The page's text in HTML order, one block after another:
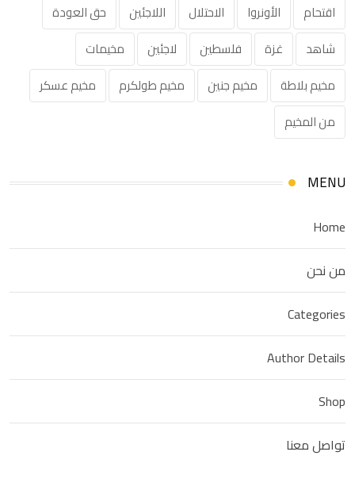
اقتحام الأونروا الاحتلال اللاجئين
حق العودة
شاهد
غزة فلسطين لاجئين
مخيمات
مخيم بلاطة
مخيم جنين مخيم طولكرم
مخيم عسكر
من المخيم
MENU
Home
من نحن
Categories
Author Details
Shop
تواصل معنا